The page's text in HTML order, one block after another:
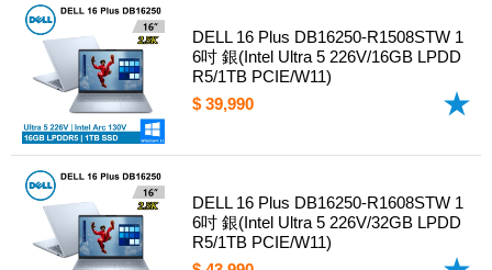
DELL 16 Plus DB16250-R1508STW 1
6吋 銀(Intel Ultra 5 226V/16GB LPDD
R5/1TB PCIE/W11)
$ 39,990
DELL 16 Plus DB16250-R1608STW 1
6吋 銀(Intel Ultra 5 226V/32GB LPDD
R5/1TB PCIE/W11)